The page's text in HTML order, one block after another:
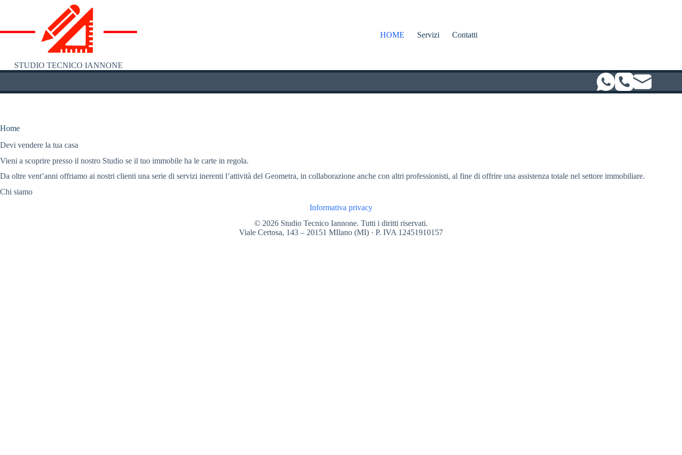
STUDIO TECNICO IANNONE
HOME Servizi Contatti
Home
Devi vendere la tua casa
Vieni a scoprire presso il nostro Studio se il tuo immobile ha le carte in regola.
Da oltre vent’anni offriamo ai nostri clienti una serie di servizi inerenti l’attività del Geometra, in collaborazione anche con altri professionisti, al fine di offrire una assistenza totale nel settore immobiliare.
Chi siamo
Informativa privacy
© 2026 Studio Tecnico Iannone. Tutti i diritti riservati.
Viale Certosa, 143 – 20151 MIlano (MI) · P. IVA 12451910157